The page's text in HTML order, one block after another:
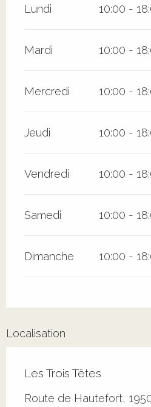
Lundi 10:00 -
Mardi 10:00 -
Mercredi 10:00 -
Jeudi 10:00 -
Vendredi 10:00 -
Samedi 10:00 -
Dimanche 10:00 -
Localisation
Les Trois Têtes
Route de Hautefort,